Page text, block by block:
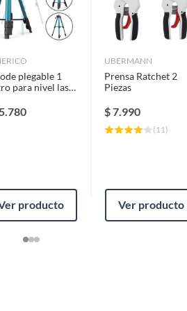
ya que podría dañar los
el calibre en
plegable 1
para nivel laser
producto
UBERMANN
Prensa Ratchet 2
Piezas
$7.990
( 11)
Ver producto